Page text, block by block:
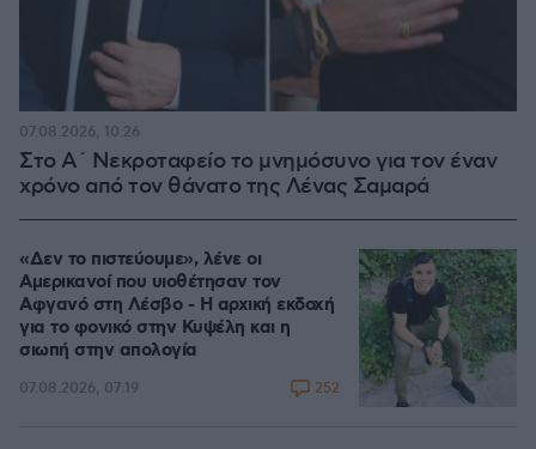
Στο Α΄ Νεκροταφείο το μνημόσυνο για τον έναν
χρόνο από τον θάνατο της Λένας Σαμαρά
07.08.2026, 10:26
«Δεν το πιστεύουμε», λένε οι
Αμερικανοί που υιοθέτησαν τον
Αφγανό στη Λέσβο - Η αρχική εκδοχή
για το φονικό στην Κυψέλη και η
σιωπή στην απολογία
07.08.2026, 07:19 252